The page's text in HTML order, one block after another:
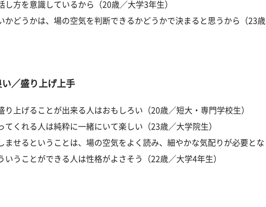
し方を意識しているから（20歳／大学3年生）
かどうかは、場の空気を判断できるかどうかで決まると思うから（23歳
／盛り上げ上手
り上げることが出来る人はおもしろい（20歳／短大・専門学校生）
てくれる人は純粋に一緒にいて楽しい（23歳／大学院生）
ませるということは、場の空気をよく読み、細やかな気配りが必要とな
いうことができる人は性格がよさそう（22歳／大学4年生）